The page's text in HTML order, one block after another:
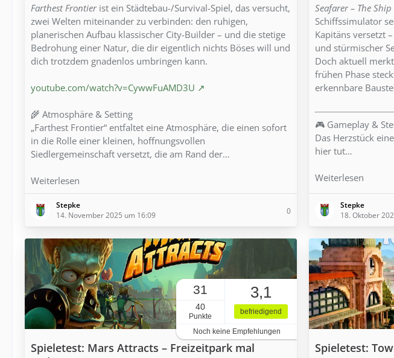
Farthest Frontierist ein Städtebau-/Survival-Spiel, das versucht,
zwei Welten miteinander zu verbinden: den ruhigen,
planerischen Aufbau klassischer City-Builder – und die stetige
Bedrohung einer Natur, die dir eigentlich nichts Böses will und
dich trotzdem gnadenlos umbringen kann.
youtube.com/watch?v=CywwFuAMD3U
🌾 Atmosphäre & Setting
„Farthest Frontier“ entfaltet eine Atmosphäre, die einen sofort
in die Rolle einer kleinen, hoffnungsvollen
Siedlergemeinschaft versetzt, die am Rand der…
Weiterlesen
Stepke
14. November 2025 um 16:09
0
Seafarer – The
Schiffssimulator
Kapitäns versetzt
und stürmischer
Doch aktuell
frühen Phase
erkennbare
🎮 Gameplay &
Das Herzstück
hier tut…
Weiterlesen
Stepke
18. Oktober
31
40
Punkte
3,1
befriedigend
Noch keine Empfehlungen
Spieletest: Mars Attracts – Freizeitpark mal
Spieletest: